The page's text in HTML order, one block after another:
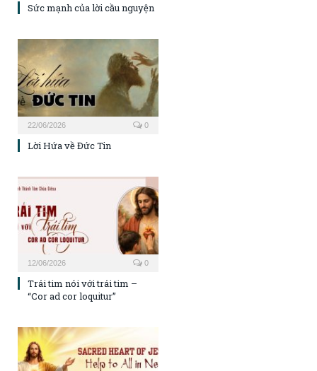
Sức mạnh của lời cầu nguyện
22/06/2026 0
Lời Hứa về Đức Tin
12/06/2026 0
Trái tim nói với trái tim –
“Cor ad cor loquitur”